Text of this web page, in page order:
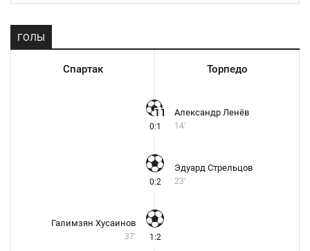
ГОЛЫ
Спартак Торпедо
0:1
Александр Ленёв
14'
0:2
Эдуард Стрельцов
23'
Галимзян Хусаинов
37' 1:2